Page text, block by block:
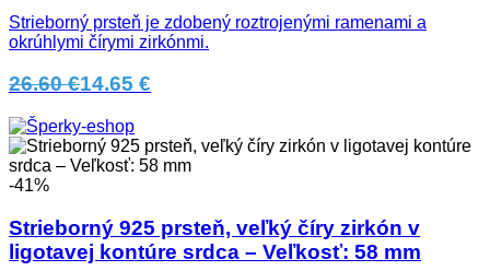
Strieborný prsteň je zdobený roztrojenými ramenami a
okrúhlymi čírymi zirkónmi.
26.60 €14.65 €
-41%
Strieborný 925 prsteň, veľký číry zirkón v
ligotavej kontúre srdca – Veľkosť: 58 mm